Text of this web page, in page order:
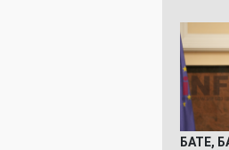
БАТЕ,